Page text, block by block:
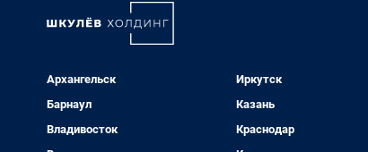
Архангельск
Барнаул
Владивосток
Иркутск
Казань
Краснодар